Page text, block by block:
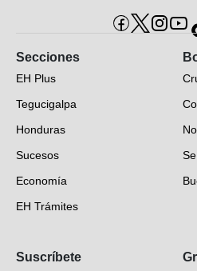
Secciones
EH Plus
Tegucigalpa
Honduras
Sucesos
Economía
EH Trámites
EH Verifica
Suscríbete